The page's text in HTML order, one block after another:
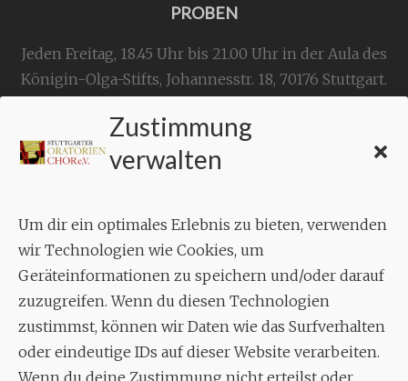
Zustimmung
verwalten
Um dir ein optimales Erlebnis zu bieten, verwenden
wir Technologien wie Cookies, um
Geräteinformationen zu speichern und/oder darauf
zuzugreifen. Wenn du diesen Technologien
zustimmst, können wir Daten wie das Surfverhalten
oder eindeutige IDs auf dieser Website verarbeiten.
Wenn du deine Zustimmung nicht erteilst oder
PROBEN
Jeden Freitag, 18.45 Uhr bis 21.00 Uhr in der Aula des
Königin-Olga-Stifts, Johannesstr. 18, 70176 Stuttgart.
KONTAKT
Geschäftsstelle:
Aixheimer Str. 18
70619 Stuttgart
MUSIK
Musikalischer Leiter:
Enrico Trummer